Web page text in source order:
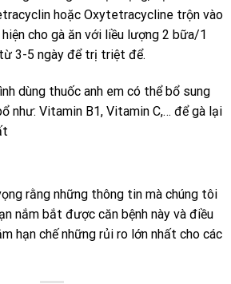
hoặc Oxytetracycline trộn vào
cho gà ăn với liều lượng 2 bữa/1
3-5 ngày để trị triệt để.
dùng thuốc anh em có thể bổ sung
như: Vitamin B1, Vitamin C,… để gà lại
rằng những thông tin mà chúng tôi
nắm bắt được căn bệnh này và điều
hạn chế những rủi ro lớn nhất cho các